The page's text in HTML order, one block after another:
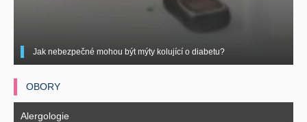
Jak nebezpečné mohou být mýty kolující o diabetu?
OBORY
Alergologie